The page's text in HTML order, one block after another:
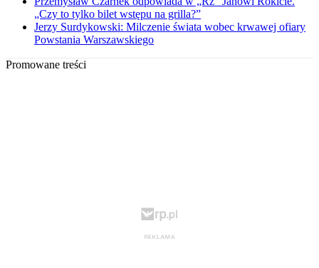
„Czy to tylko bilet wstępu na grilla?”
Jerzy Surdykowski: Milczenie świata wobec krwawej ofiary
Powstania Warszawskiego
Promowane treści